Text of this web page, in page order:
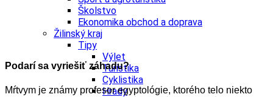
Školstvo
Ekonomika obchod a doprava
Žilinský kraj
Tipy
Výlet
Turistika
Cyklistika
Hrady
Podarí sa vyriešiť záhadu?
Mŕtvym je známy profesor egyptológie, ktorého telo niekto